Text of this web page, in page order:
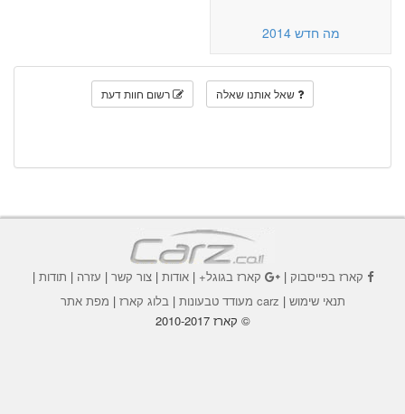
מה חדש 2014
שאל אותנו שאלה רשום חוות דעת
קארז בפייסבוק| קארז בגוגל+|אודות |צור קשר | עזרה | תודות |
תנאי שימוש | carz מעודד טבעונות |בלוג קארז | מפת אתר
© קארז 2010-2017